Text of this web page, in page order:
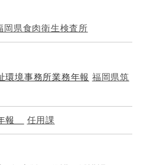
岡県食肉衛生検査所
環境事務所業務年報 福岡県筑
報 任用課